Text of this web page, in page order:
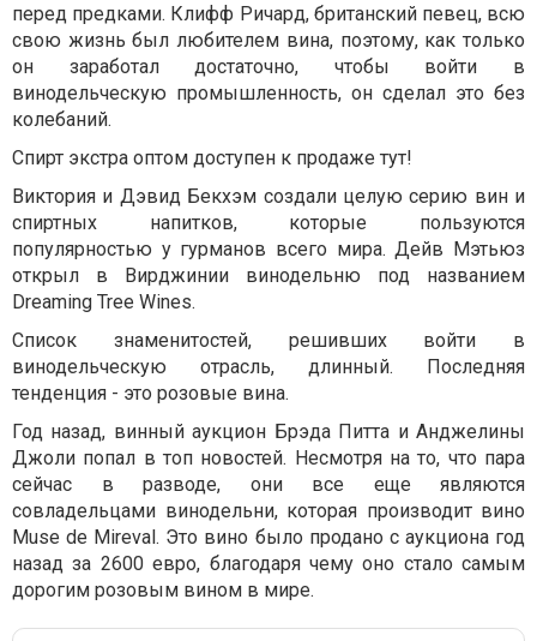
перед предками. Клифф Ричард, британский певец, всю
свою жизнь был любителем вина, поэтому, как только
он заработал достаточно, чтобы войти в
винодельческую промышленность, он сделал это без
колебаний.
Спирт экстра оптом доступен к продаже тут!
Виктория и Дэвид Бекхэм создали целую серию вин и
спиртных напитков, которые пользуются
популярностью у гурманов всего мира. Дейв Мэтьюз
открыл в Вирджинии винодельню под названием
Dreaming Tree Wines.
Список знаменитостей, решивших войти в
винодельческую отрасль, длинный. Последняя
тенденция - это розовые вина.
Год назад, винный аукцион Брэда Питта и Анджелины
Джоли попал в топ новостей. Несмотря на то, что пара
сейчас в разводе, они все еще являются
совладельцами винодельни, которая производит вино
Muse de Mireval. Это вино было продано с аукциона год
назад за 2600 евро, благодаря чему оно стало самым
дорогим розовым вином в мире.